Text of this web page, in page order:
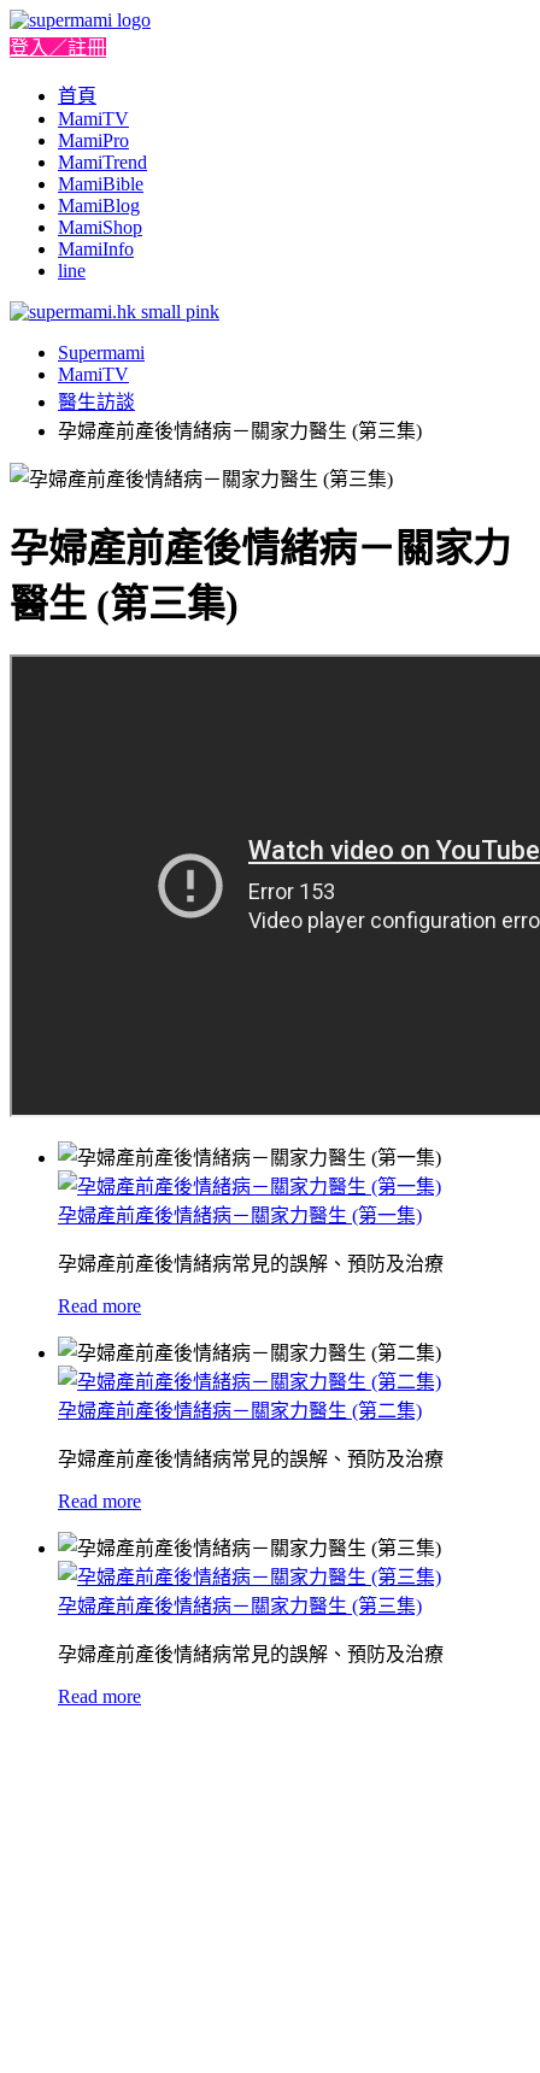
登入／註冊
首頁
MamiTV
MamiPro
MamiTrend
MamiBible
MamiBlog
MamiShop
MamiInfo
line
Supermami
MamiTV
醫生訪談
孕婦產前產後情緒病－關家力醫生 (第三集)
孕婦產前產後情緒病－關家力
醫生 (第三集)
孕婦產前產後情緒病－關家力醫生 (第一集)
孕婦產前產後情緒病常見的誤解、預防及治療
Read more
孕婦產前產後情緒病－關家力醫生 (第二集)
孕婦產前產後情緒病常見的誤解、預防及治療
Read more
孕婦產前產後情緒病－關家力醫生 (第三集)
孕婦產前產後情緒病常見的誤解、預防及治療
Read more